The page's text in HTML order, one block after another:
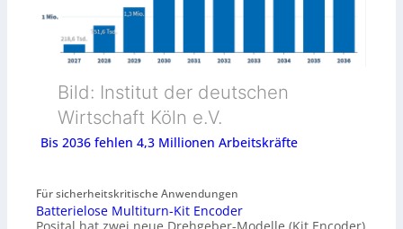
Bild: Institut der deutschen
Wirtschaft Köln e.V.
Bis 2036 fehlen 4,3 Millionen Arbeitskräfte
Für sicherheitskritische Anwendungen
Batterielose Multiturn-Kit Encoder
Posital hat zwei neue Drehgeber-Modelle (Kit Encoder)